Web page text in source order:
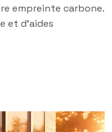
empreinte carbone.
et d'aides